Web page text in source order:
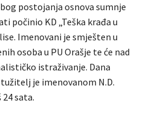
postojanja osnova sumnje
počinio KD „Teška krađa u
Imenovani je smješten u
osoba u PU Orašje te će nad
istraživanje. Dana
je imenovanom N.D.
sata.